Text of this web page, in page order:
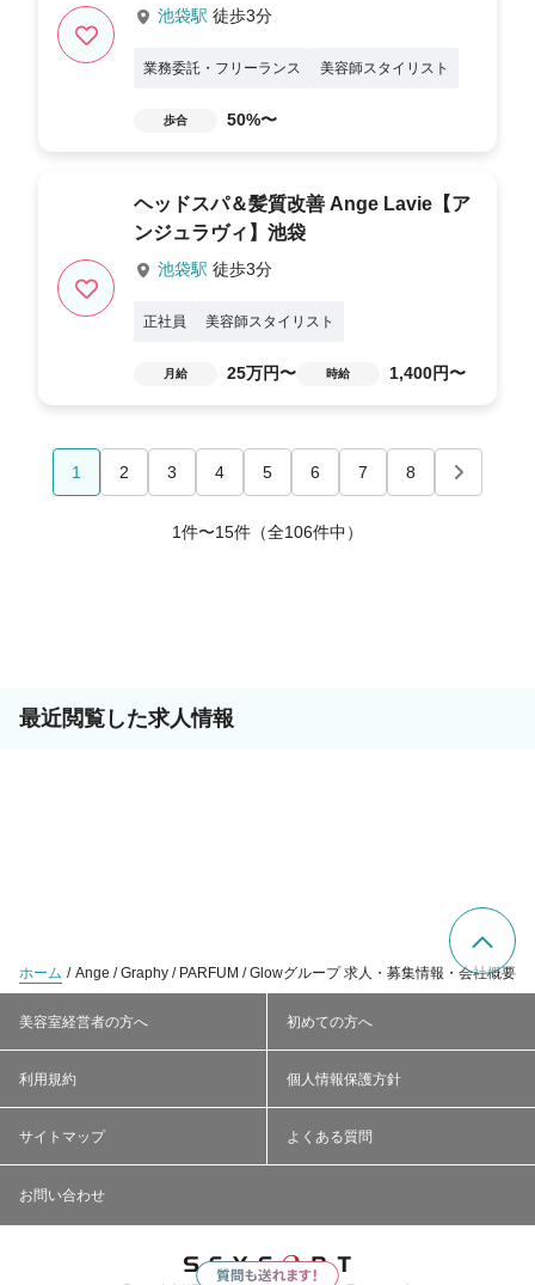
池袋駅 徒歩3分
業務委託・フリーランス 美容師スタイリスト
歩合 50%〜
ヘッドスパ＆髪質改善 Ange Lavie【ア
ンジュラヴィ】池袋
池袋駅 徒歩3分
正社員 美容師スタイリスト
月給 25万円〜 時給 1,400円〜
1 2 3 4 5 6 7 8
1件〜15件（全106件中）
最近閲覧した求人情報
ホーム Ange / Graphy / PARFUM / Glowグループ 求人・募集情報・会社概要
美容室経営者の方へ 初めての方へ
利用規約 個人情報保護方針
サイトマップ よくある質問
お問い合わせ